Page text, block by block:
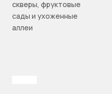
скверы, фруктовые
сады и ухоженные
аллеи